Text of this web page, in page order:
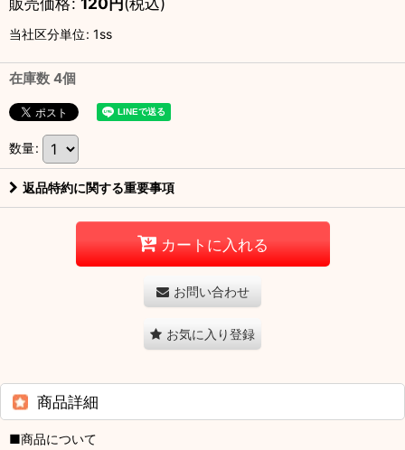
当社区分単位: 1ss
在庫数 4個
数量:
返品特約に関する重要事項
カートに入れる
お問い合わせ
お気に入り登録
商品詳細
■商品について